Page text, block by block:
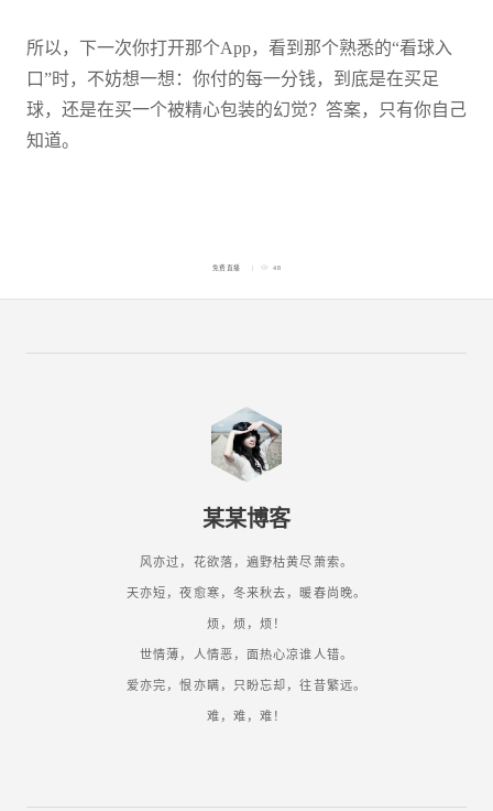
所以，下一次你打开那个App，看到那个熟悉的“看球入
口”时，不妨想一想：你付的每一分钱，到底是在买足
球，还是在买一个被精心包装的幻觉？答案，只有你自己
知道。
免费直播 48
某某博客
风亦过，花欲落，遍野枯黄尽萧索。
天亦短，夜愈寒，冬来秋去，暖春尚晚。
烦，烦，烦！
世情薄，人情恶，面热心凉谁人错。
爱亦完，恨亦瞒，只盼忘却，往昔繁远。
难，难，难！